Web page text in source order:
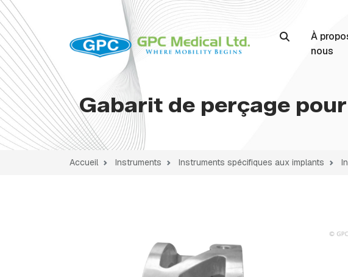
À
nous
Gabarit de perçage
Accueil Instruments Instruments spécifiques aux implants